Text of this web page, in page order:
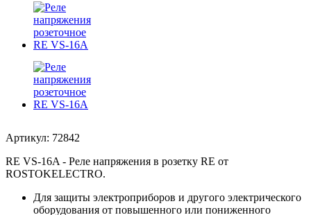
Артикул: 72842
RE VS-16A - Реле напряжения в розетку RE от
ROSTOKELECTRO.
Для защиты электроприборов и другого электрического
оборудования от повышенного или пониженного